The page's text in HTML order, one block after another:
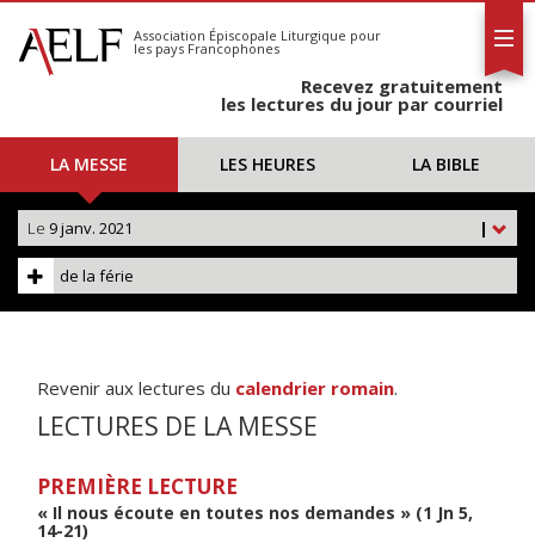
S'abonner
Calendrier
Association Épiscopale Liturgique pour
les pays Francophones
Recevez gratuitement
les lectures du jour par courriel
LA MESSE LES HEURES LA BIBLE
|
Le 9 janv. 2021
de la férie
Revenir aux lectures du calendrier romain.
LECTURES DE LA MESSE
PREMIÈRE LECTURE
« Il nous écoute en toutes nos demandes » (1 Jn 5,
14-21)